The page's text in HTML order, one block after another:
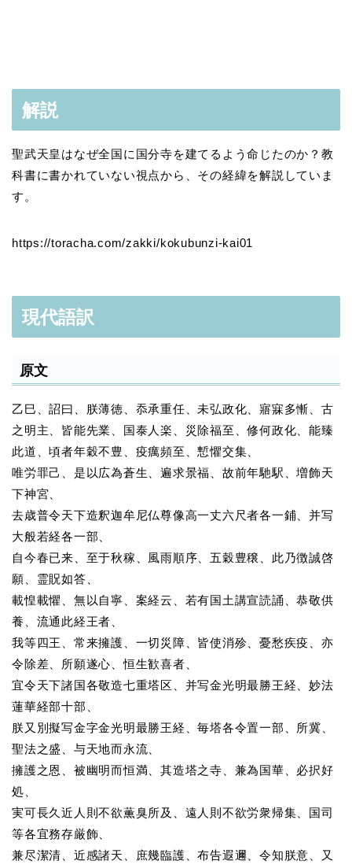
解説
聖武天皇はなぜ全国に国分寺を建てるよう命じたのか？教
科書に書かれていない視点から、その経緯を解説していま
す。
https://toracha.com/zakki/kokubunzi-kai01
現代語訳
原文
乙巳、詔曰、朕薄徳、忝承重任、未弘政化、寤寐多慚、古
之明主、皆能先業、国泰人楽、災除福至、修何政化、能臻
此道、頃者年穀不豊、疫癘頻至、慙懼交集、
唯労罪己、是以広為蒼生、遍求景福、故前年馳駅、増飾天
下神宮、
去歳普令天下造釈迦牟尼仏尊像高一丈六尺者各一鋪、并写
大般若経各一部、
自今春已来、至于秋稼、風雨順序、五穀豊穣、此乃徴誠啓
願、霊貺如答、
載惶載懼、無以自寧、案経云、若有国土講宣読誦、恭敬供
養、流通此経王者、
我等四王、常来擁護、一切災障、皆使消殄、憂愁疾疫、亦
令除差、所願遂心、恒生歓喜者、
宜令天下諸国各敬造七重塔区、并写金光明最勝王経、妙法
蓮華経部十部、
朕又別擬写金字金光明最勝王経、毎塔各令置一部、所冀、
聖法之盛、与天地而永流、
擁護之恩、被幽明而恒満、其造塔之寺、兼為国華、必択好
処、
実可長久近人則不欲薫臭所及、遠人則不欲労衆帰集、国司
等各宜務存厳飾、
兼尽潔清、近感諸天、庶幾臨護、布告遐邇、令知朕意、又